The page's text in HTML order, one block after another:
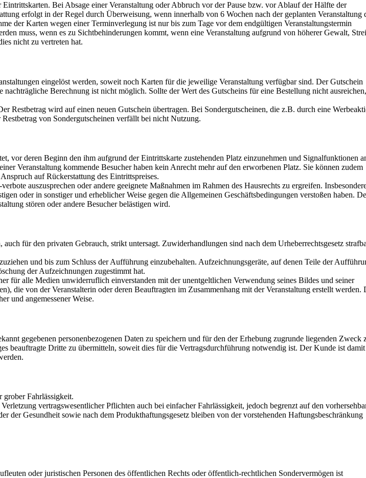
Bei Absage einer Veranstaltung oder Abbruch vor der Pause bzw. vor Ablauf der Hälfte der
erfolgt in der Regel durch Überweisung, wenn innerhalb von 6 Wochen nach der geplanten Veranstaltung
der Karten wegen einer Terminverlegung ist nur bis zum Tage vor dem endgültigen Veranstaltungstermin
muss, wenn es zu Sichtbehinderungen kommt, wenn eine Veranstaltung aufgrund von höherer Gewalt,
nicht zu vertreten hat.
eingelöst werden, soweit noch Karten für die jeweilige Veranstaltung verfügbar sind. Der Gutschein
Berechnung ist nicht möglich. Sollte der Wert des Gutscheins für eine Bestellung nicht
Restbetrag wird auf einen neuen Gutschein übertragen. Bei Sondergutscheinen, die z.B. durch eine
von Sondergutscheinen verfällt bei nicht Nutzung.
vor deren Beginn den ihm aufgrund der Eintrittskarte zustehenden Platz einzunehmen und Signalfunktionen
Veranstaltung kommende Besucher haben kein Anrecht mehr auf den erworbenen Platz. Sie können zudem
auf Rückerstattung des Eintrittspreises.
auszusprechen oder andere geeignete Maßnahmen im Rahmen des Hausrechts zu ergreifen.
oder in sonstiger und erheblicher Weise gegen die Allgemeinen Geschäftsbedingungen verstoßen haben.
stören oder andere Besucher belästigen wird.
für den privaten Gebrauch, strikt untersagt. Zuwiderhandlungen sind nach dem Urheberrechtsgesetz
und bis zum Schluss der Aufführung einzubehalten. Aufzeichnungsgeräte, auf denen Teile der
der Aufzeichnungen zugestimmt hat.
für alle Medien unwiderruflich einverstanden mit der unentgeltlichen Verwendung seines Bildes und seiner
die von der Veranstalterin oder deren Beauftragten im Zusammenhang mit der Veranstaltung erstellt werden.
und angemessener Weise.
gegebenen personenbezogenen Daten zu speichern und für den der Erhebung zugrunde liegenden Zweck
beauftragte Dritte zu übermitteln, soweit dies für die Vertragsdurchführung notwendig ist. Der Kunde ist damit
grober Fahrlässigkeit.
vertragswesentlicher Pflichten auch bei einfacher Fahrlässigkeit, jedoch begrenzt auf den
der Gesundheit sowie nach dem Produkthaftungsgesetz bleiben von der vorstehenden Haftungsbeschränkung
oder juristischen Personen des öffentlichen Rechts oder öffentlich-rechtlichen Sondervermögen ist